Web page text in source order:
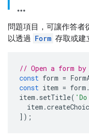
問題項目，可讓作答者
以透過 Form 存取或建
// Open a form
const form =
const item = form .
item . setTitle(
item .
]);